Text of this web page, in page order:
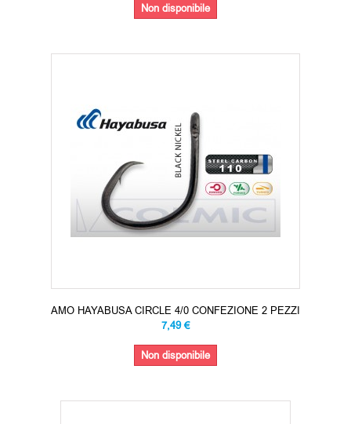
Non disponibile
AMO HAYABUSA CIRCLE 4/0 CONFEZIONE 2 PEZZI
7,49 €
Non disponibile